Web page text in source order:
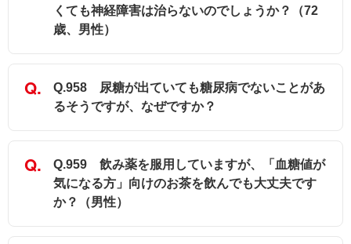
くても神経障害は治らないのでしょうか？（72
歳、男性）
Q.958 尿糖が出ていても糖尿病でないことがあ
るそうですが、なぜですか？
Q.959 飲み薬を服用していますが、「血糖値が
気になる方」向けのお茶を飲んでも大丈夫です
か？（男性）